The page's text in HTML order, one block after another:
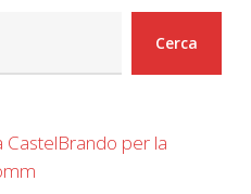
Cerca
CastelBrando per la